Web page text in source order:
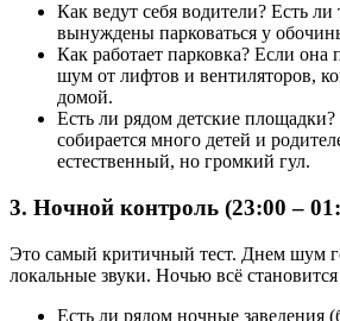
Как ведут себя водители? Есть
вынуждены парковаться у
Как работает парковка? Если она
шум от лифтов и вентиляторов,
домой.
Есть ли рядом детские
собирается много детей и
естественный, но громкий гул.
3. Ночной контроль (23:00 –
Это самый критичный тест. Днем шум
локальные звуки. Ночью всё
Есть ли рядом ночные заведения